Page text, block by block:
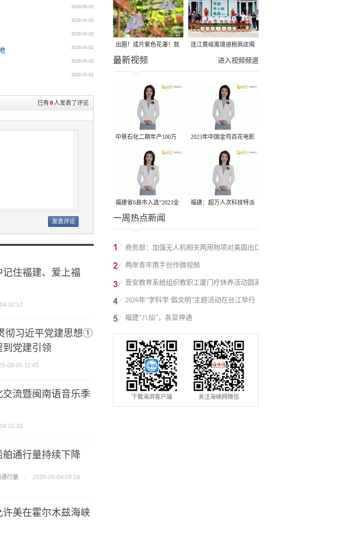
2026-05-02
2026-05-02
2026-05-02
2026-05-02
2026-05-02
2026-05-01
已有0人发表了评论
住福建、爱上福
10:12
彻习近平党建思想①
到党建引领
08-05 11:45
交流暨闽南语音乐季
10:31
通行量持续下降
行量 2026-08-04 09:16
美在霍尔木兹海峡
出圈！成片紫色花瀑！就
在光明港公园
连江黄岐离境退税商店揭
进入视频频道
最新视频
中景石化二期年产100万
吨丙烷脱氢项目建成中交
2023年中国金鸡百花电影
节有福电影巡展31日启动
福建省6县市入选“2023全
国县域发展潜力百强县”
福建：超万人次科技特派
一周热点新闻
商务部：加强无人机相关两用物项对美国出口
管制
两岸青年携手创作微视频
晋安教育系统组织教职工厦门疗休养活动圆满
举行
2026年“学科学 倡文明”主题活动在台江举行
福建“八仙”，各显神通
下载海湃客户端 关注海峡网微信